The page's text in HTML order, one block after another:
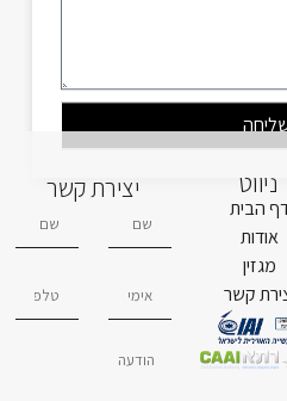
ניווט
הבית
אודות
מגזין
קשר
יצירת קשר